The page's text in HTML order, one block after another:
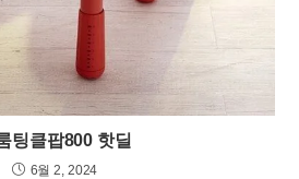
팅클팝800 핫딜
6월 2, 2024